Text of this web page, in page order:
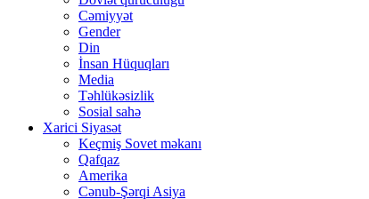
Cəmiyyət
Gender
Din
İnsan Hüquqları
Media
Təhlükəsizlik
Sosial sahə
Xarici Siyasət
Keçmiş Sovet məkanı
Qafqaz
Amerika
Cənub-Şərqi Asiya